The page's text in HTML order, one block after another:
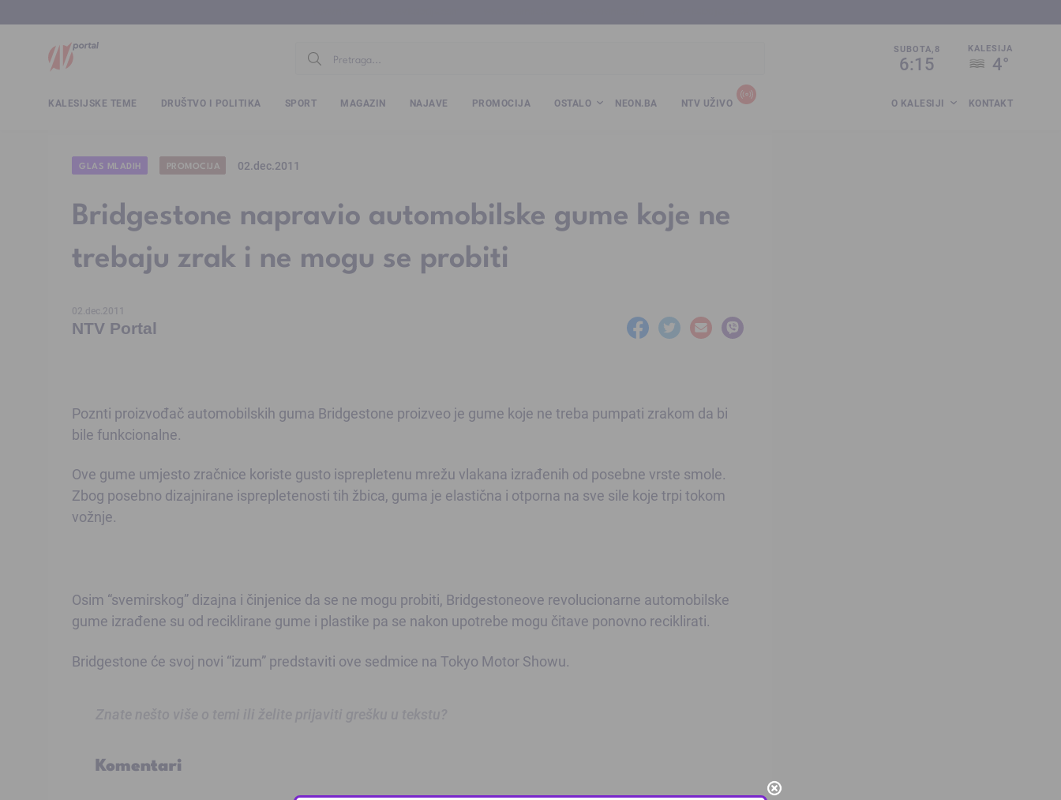
SUBOTA,8
6:15
KALESIJA
4°
KALESIJSKE TEME DRUŠTVO I POLITIKA SPORT MAGAZIN NAJAVE PROMOCIJA OSTALO NEON.BA NTV UŽIVO O KALESIJI KONTAKT
GLAS MLADIH PROMOCIJA 02.dec.2011
Bridgestone napravio automobilske gume koje ne
trebaju zrak i ne mogu se probiti
02.dec.2011
NTV Portal
Poznti proizvođač automobilskih guma Bridgestone proizveo je gume koje ne treba pumpati zrakom da bi
bile funkcionalne.
Ove gume umjesto zračnice koriste gusto isprepletenu mrežu vlakana izrađenih od posebne vrste smole.
Zbog posebno dizajnirane isprepletenosti tih žbica, guma je elastična i otporna na sve sile koje trpi tokom
vožnje.
Osim “svemirskog” dizajna i činjenice da se ne mogu probiti, Bridgestoneove revolucionarne automobilske
gume izrađene su od reciklirane gume i plastike pa se nakon upotrebe mogu čitave ponovno reciklirati.
Bridgestone će svoj novi “izum” predstaviti ove sedmice na Tokyo Motor Showu.
Komentari